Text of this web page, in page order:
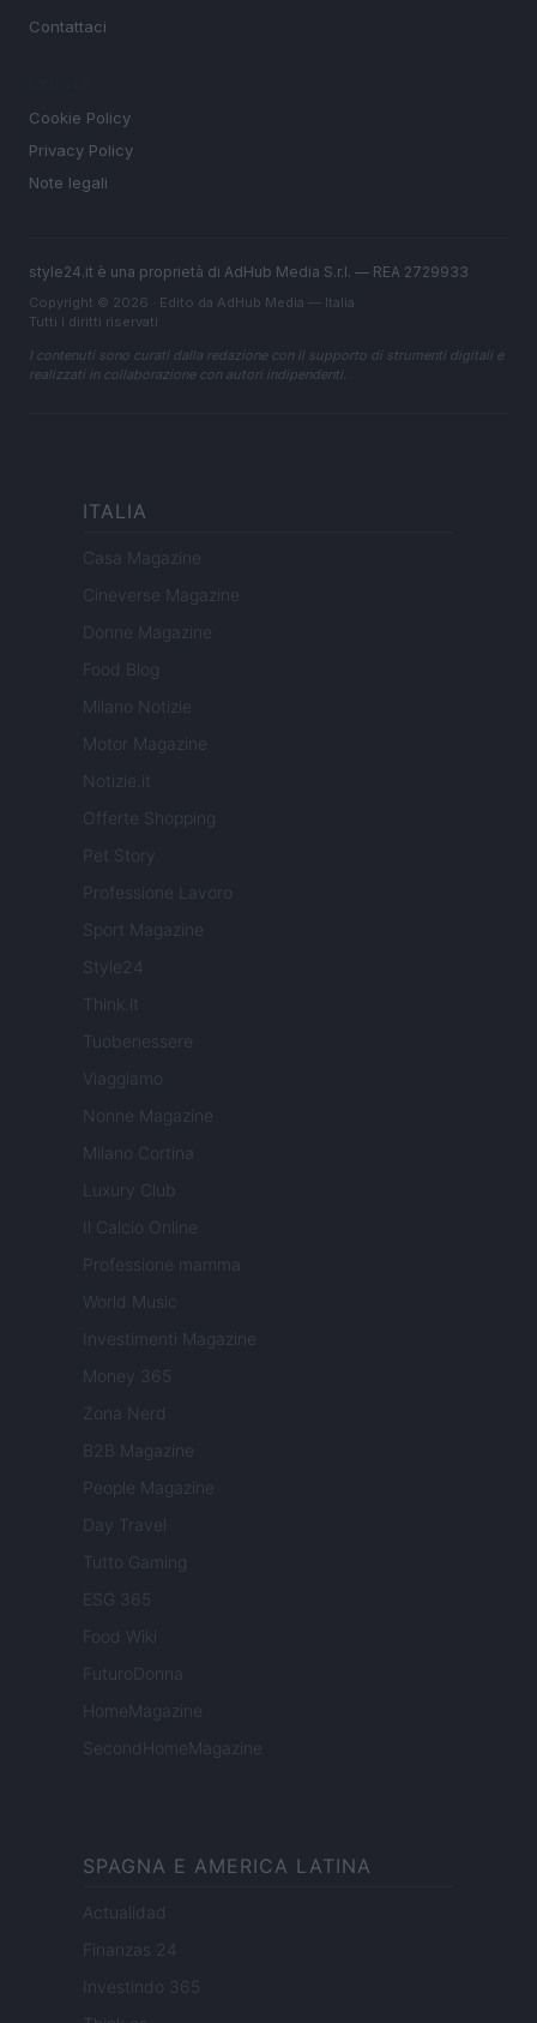
Contattaci
Cookie Policy
Privacy Policy
Note legali
style24.it è una proprietà di AdHub Media S.r.l. — REA 2729933
Copyright © 2026 · Edito da AdHub Media — Italia
Tutti i diritti riservati
I contenuti sono curati dalla redazione con il supporto di strumenti digitali e
realizzati in collaborazione con autori indipendenti.
ITALIA
Casa Magazine
Cineverse Magazine
Donne Magazine
Food Blog
Milano Notizie
Motor Magazine
Notizie.it
Offerte Shopping
Pet Story
Professione Lavoro
Sport Magazine
Style24
Think.it
Tuobenessere
Viaggiamo
Nonne Magazine
Milano Cortina
Luxury Club
Il Calcio Online
Professione mamma
World Music
Investimenti Magazine
Money 365
Zona Nerd
B2B Magazine
People Magazine
Day Travel
Tutto Gaming
ESG 365
Food Wiki
FuturoDonna
HomeMagazine
SecondHomeMagazine
SPAGNA E AMERICA LATINA
Actualidad
Finanzas 24
Investindo 365